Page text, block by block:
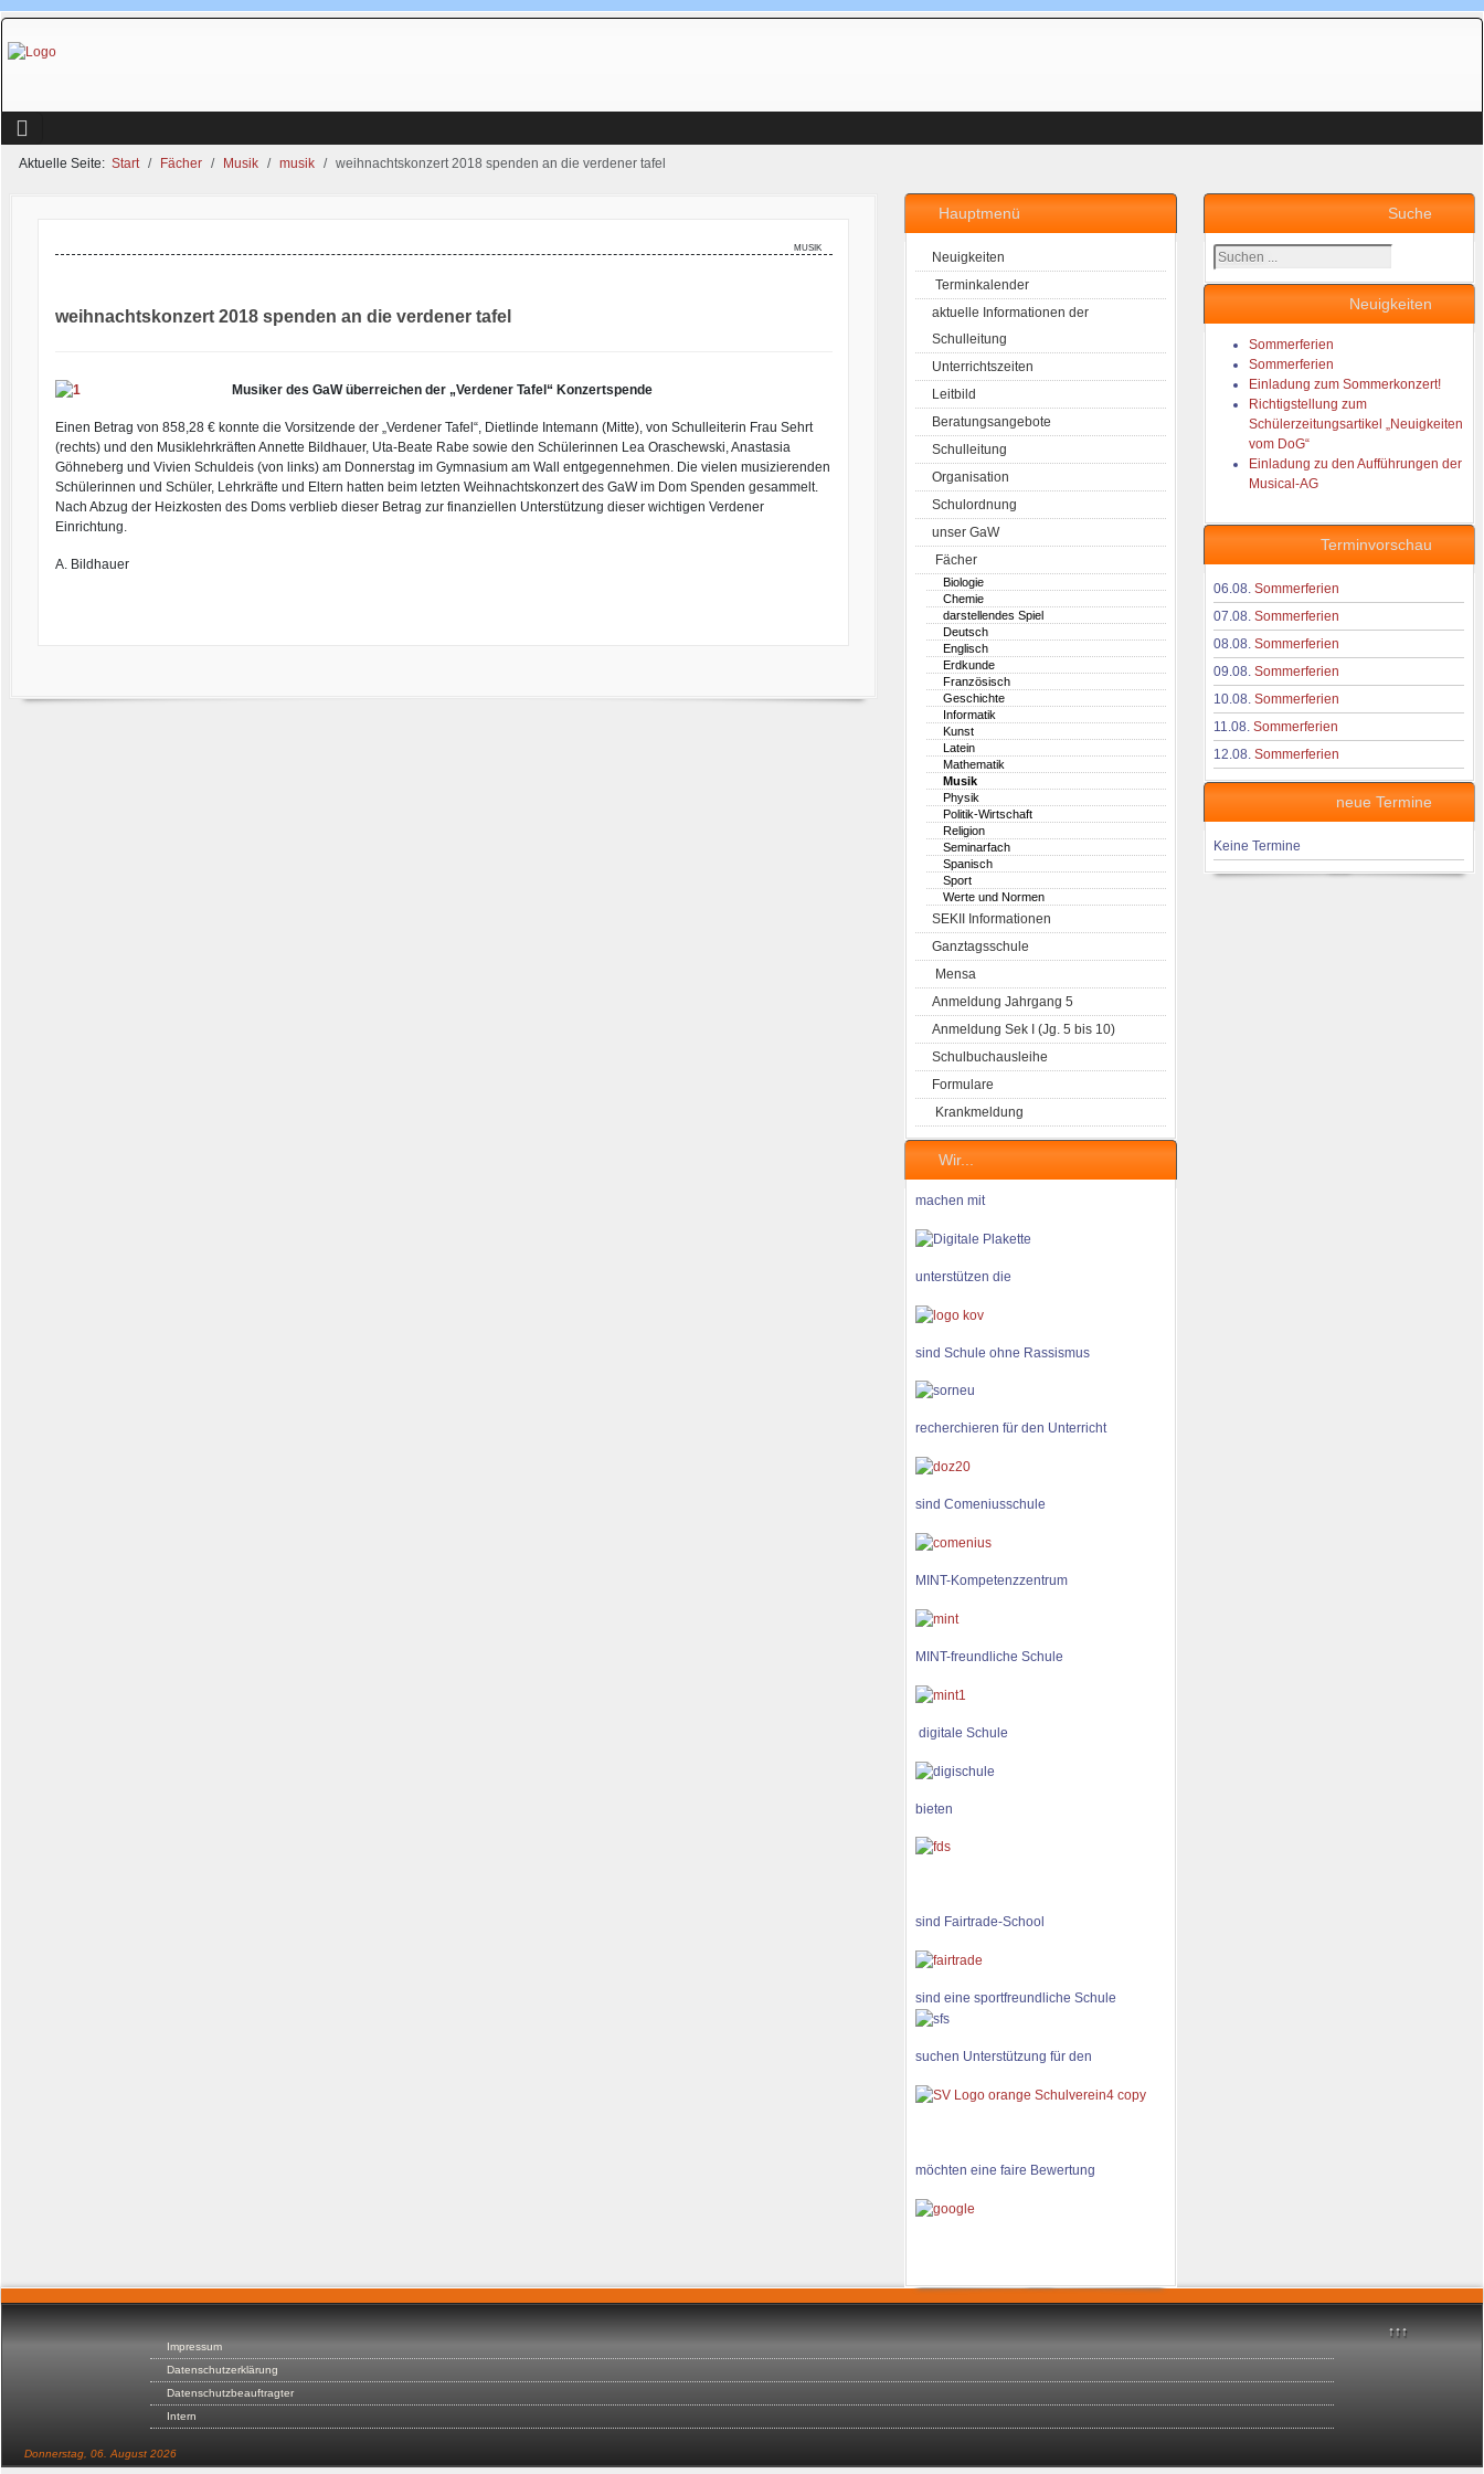
Aktuelle Seite: Start Fächer Musik musik weihnachtskonzert 2018 spenden an die verdener tafel
↑↑↑
Impressum
Datenschutzerklärung
Datenschutzbeauftragter
Intern
Donnerstag, 06. August 2026
Hauptmenü
Neuigkeiten
Terminkalender
aktuelle Informationen der
Schulleitung
Unterrichtszeiten
Leitbild
Beratungsangebote
Schulleitung
Organisation
Schulordnung
unser GaW
Fächer
Biologie
Chemie
darstellendes Spiel
Deutsch
Englisch
Erdkunde
Französisch
Geschichte
Informatik
Kunst
Latein
Mathematik
Musik
Physik
Politik-Wirtschaft
Religion
Seminarfach
Spanisch
Sport
Werte und Normen
SEKII Informationen
Ganztagsschule
Mensa
Anmeldung Jahrgang 5
Anmeldung Sek I (Jg. 5 bis 10)
Schulbuchausleihe
Formulare
Krankmeldung
Wir...
machen mit
unterstützen die
sind Schule ohne Rassismus
recherchieren für den Unterricht
sind Comeniusschule
MINT-Kompetenzzentrum
MINT-freundliche Schule
digitale Schule
bieten
sind Fairtrade-School
sind eine sportfreundliche Schule
suchen Unterstützung für den
möchten eine faire Bewertung
Suche
Suchen
...
Neuigkeiten
Sommerferien
Sommerferien
Einladung zum Sommerkonzert!
Richtigstellung zum
Schülerzeitungsartikel „Neuigkeiten
vom DoG“
Einladung zu den Aufführungen der
Musical-AG
Terminvorschau
06.08. Sommerferien
07.08. Sommerferien
08.08. Sommerferien
09.08. Sommerferien
10.08. Sommerferien
11.08. Sommerferien
12.08. Sommerferien
neue Termine
Keine Termine
musik
weihnachtskonzert 2018 spenden an die verdener tafel
Musiker des GaW überreichen der „Verdener Tafel“ Konzertspende
Einen Betrag von 858,28 € konnte die Vorsitzende der „Verdener Tafel“, Dietlinde Intemann (Mitte), von Schulleiterin Frau Sehrt
(rechts) und den Musiklehrkräften Annette Bildhauer, Uta-Beate Rabe sowie den Schülerinnen Lea Oraschewski, Anastasia
Göhneberg und Vivien Schuldeis (von links) am Donnerstag im Gymnasium am Wall entgegennehmen. Die vielen musizierenden
Schülerinnen und Schüler, Lehrkräfte und Eltern hatten beim letzten Weihnachtskonzert des GaW im Dom Spenden gesammelt.
Nach Abzug der Heizkosten des Doms verblieb dieser Betrag zur finanziellen Unterstützung dieser wichtigen Verdener
Einrichtung.
A. Bildhauer